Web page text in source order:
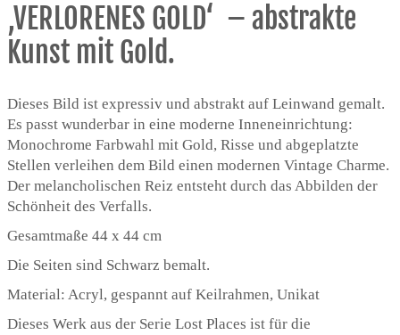
‚VERLORENES GOLD‘ – abstrakte
Kunst mit Gold.
Dieses Bild ist expressiv und abstrakt auf Leinwand gemalt.
Es passt wunderbar in eine moderne Inneneinrichtung:
Monochrome Farbwahl mit Gold, Risse und abgeplatzte
Stellen verleihen dem Bild einen modernen Vintage Charme.
Der melancholischen Reiz entsteht durch das Abbilden der
Schönheit des Verfalls.
Gesamtmaße 44 x 44 cm
Die Seiten sind Schwarz bemalt.
Material: Acryl, gespannt auf Keilrahmen, Unikat
Dieses Werk aus der Serie Lost Places ist für die